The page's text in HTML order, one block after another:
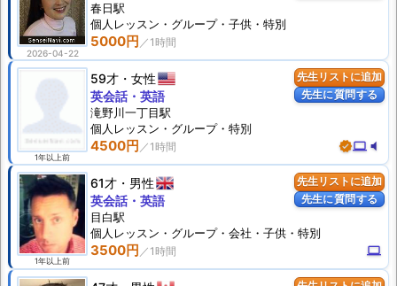
2026-04-22
5000円
春日駅
個人 レッスン ・グループ・子供・特別
先生リストに追加
先生に質問する
1年以上前
59才 女性
4500円 verifiedcomputer volume_mute
英会話・英語
滝野川一丁目駅
個人 レッスン ・グループ・特別
先生リストに追加
先生に質問する
1年以上前
61才 男性
3500円 computer
英会話・英語
目白駅
個人 レッスン ・グループ・会社・子供・特別